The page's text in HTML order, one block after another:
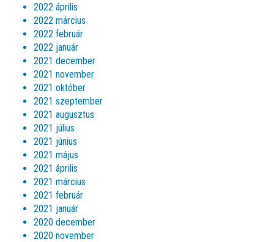
2022 április
2022 március
2022 február
2022 január
2021 december
2021 november
2021 október
2021 szeptember
2021 augusztus
2021 július
2021 június
2021 május
2021 április
2021 március
2021 február
2021 január
2020 december
2020 november